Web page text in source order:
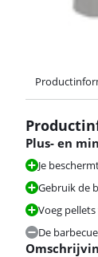
Plus- en
Je
Gebruik de
Voeg
De